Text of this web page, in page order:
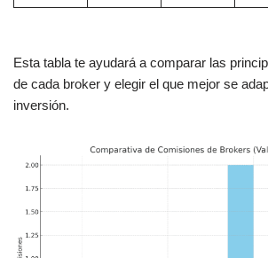
Esta tabla te ayudará a comparar las
de cada broker y elegir el que mejor se
inversión.